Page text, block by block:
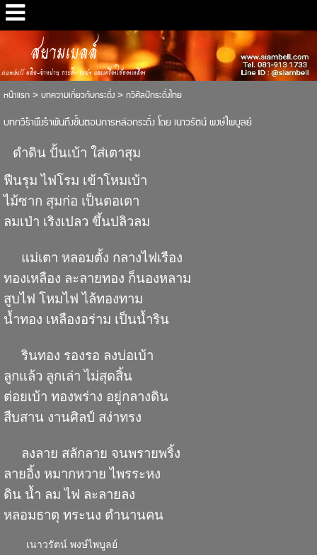
สยามเบลล์
siambell ผลิต-จำหน่าย กระดิ่ง ระฆัง และเครื่องใช้ทองเหลือง
หน้าแรก> บทความเกี่ยวกับกระดิ่ง> กวีศิลป์กระดิ่งไทย
บทกวีรำพึงรำพันถึงขั้นตอนการหล่อกระดิ่ง โดย เนาวรัตน์ พงษ์ไพบูลย์
ดำดิน ปั้นเบ้า ใส่เตาสุม
ฟืนรุม ไฟโรม เข้าโหมเบ้า
ไม้ซาก สุมก่อ เป็นตอเตา
ลมเป่า เริงเปลว ขึ้นปลิวลม
แม่เตา หลอมตั้ง กลางไฟเรือง
ทองเหลือง ละลายทอง ก็นองหลาม
สูบไฟ โหมไฟ ไล้ทองทาม
น้ำทอง เหลืองอร่าม เป็นน้ำริน
รินทอง รองรอ ลงบ่อเบ้า
ลูกแล้ว ลูกเล่า ไม่สุดสิ้น
ต่อยเบ้า ทองพร่าง อยู่กลางดิน
สืบสาน งานศิลป์ สง่าทรง
ลงลาย สลักลาย จนพรายพริ้ง
ลายอิ้ง หมากหวาย ไพรระหง
ดิน น้ำ ลม ไฟ ละลายลง
หลอมธาตุ ทระนง ตำนานคน
เนาวรัตน์ พงษ์ไพบูลย์